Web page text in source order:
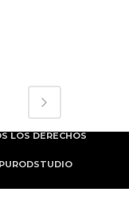
LOS DERECHOS
PURODSTUDIO